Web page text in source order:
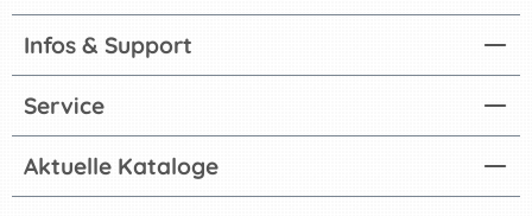
Aktuelle Kataloge
Infos & Support
Service